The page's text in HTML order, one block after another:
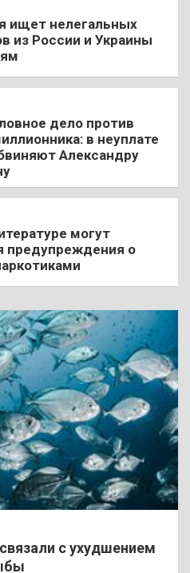
ищет нелегальных
из России и Украины
дело против
в неуплате
Александру
могут
предупреждения о
с ухудшением